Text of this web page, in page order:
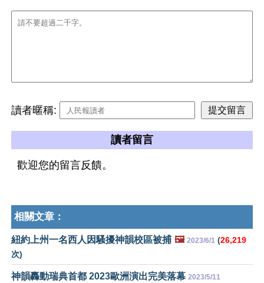
讀者暱稱:
讀者留言
歡迎您的留言反饋。
相關文章：
紐約上州一名西人因騷擾神韻校區被捕 🖼️ 2023/6/1 (26,219
次)
神韻轟動瑞典首都 2023歐洲演出完美落幕 2023/5/11